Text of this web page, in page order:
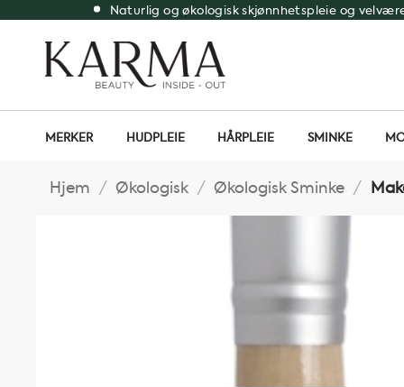
content
Naturlig og økologisk skjønnhetspleie og
MERKER HUDPLEIE HÅRPLEIE SMINKE
Hjem / Økologisk / Økologisk Sminke /